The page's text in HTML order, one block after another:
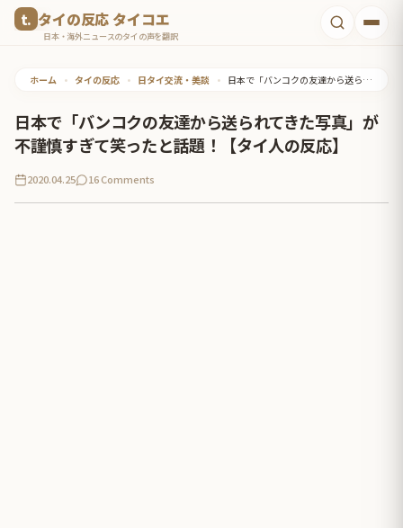
タイの反応 タイコエ
日本・海外ニュースのタイの声を翻訳
ホーム • タイの反応 • 日タイ交流・美談 • 日本で「バンコクの友達から送られてきた写真」が不謹慎すぎて笑ったと話題！【タイ人の反応】
日本で「バンコクの友達から送られてきた写真」が
不謹慎すぎて笑ったと話題！【タイ人の反応】
2020.04.25 16 Comments